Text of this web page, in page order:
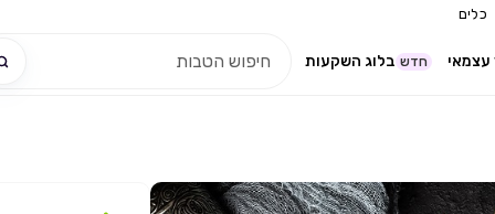
כלים
בלוג השקעות חדש